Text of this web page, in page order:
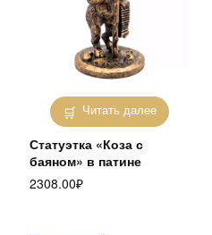
Читать далее
Статуэтка «Коза с
баяном» в патине
2308.00₽